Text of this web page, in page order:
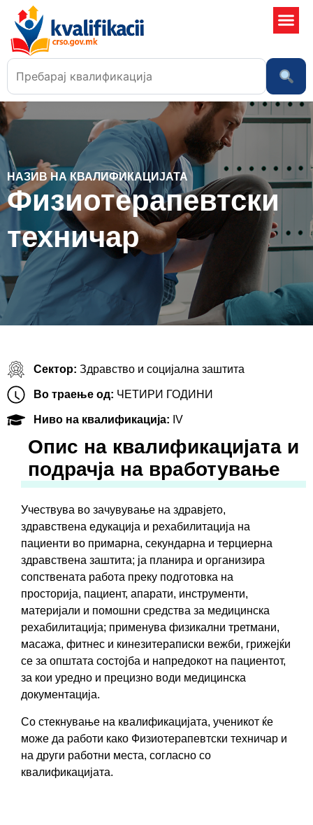
НАЗИВ НА КВАЛИФИКАЦИЈАТА
Физиотерапевтски
техничар
Сектор: Здравство и социјална заштита
Во траење од: ЧЕТИРИ ГОДИНИ
Ниво на квалификација: IV
Oпис на квалификацијата и
подрачја на вработување
Учествува во зачувување на здравјето,
здравствена едукација и рехабилитација на
пациенти во примарна, секундарна и терциерна
здравствена заштита; ја планира и организира
сопствената работа преку подготовка на
просторија, пациент, апарати, инструменти,
материјали и помошни средства за медицинска
рехабилитација; применува физикални третмани,
масажа, фитнес и кинезитераписки вежби, грижејќи
се за општата состојба и напредокот на пациентот,
за кои уредно и прецизно води медицинска
документација.
Со стекнување на квалификацијатa, ученикот ќе
може да работи како Физиотерапевтски техничар и
на други работни места, согласно со
квалификацијата.